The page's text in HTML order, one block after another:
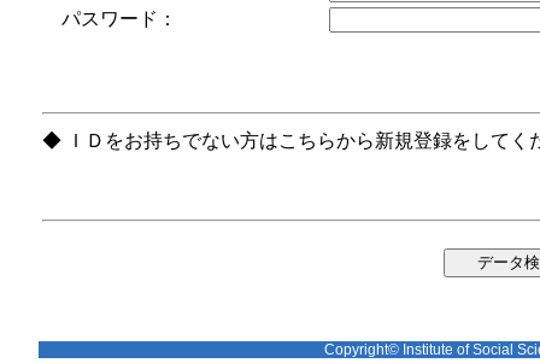
パスワード：
◆ ＩＤをお持ちでない方はこちらから新規登録をしてく
Copyright© Institute of Social